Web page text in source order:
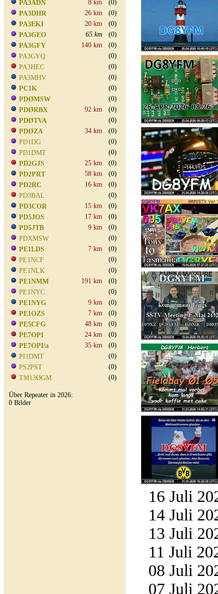
PA3ADN
8 km
(0)
PA3DHR
26 km
(0)
PA3EKI
20 km
(0)
PA3GEO
65 km
(0)
PA3GFY
140 km
(0)
PA3GYQ
(0)
PA3HEC
(0)
PA3MHV
(0)
PC1K
(0)
PDØMSW
(0)
PDØRBX
92 km
(0)
PDØTVA
(0)
PDØZA
34 km
(0)
PD1DG
(0)
PD1DMT
(0)
PD2GJS
25 km
(0)
PD2PRT
58 km
(0)
PD2RC
16 km
(0)
PD3BAL
(0)
PD3COR
15 km
(0)
PD5JOS
17 km
(0)
PD5JTB
9 km
(0)
PDXMSW
(0)
PE1LDS
7 km
(0)
PE1NCF
(0)
PE1NLK
(0)
PE1NMM
191 km
(0)
PE1NYC
(0)
PE1NYG
9 km
(0)
PE1OZS
7 km
(0)
PE5CFG
48 km
(0)
PE7OPI
24 km
(0)
PE7OPI/a
35 km
(0)
PI1DMT
(0)
PS2PST
(0)
TM13ØGM
(0)
Über Repeater in 2026:
0 Bilder
16 Juli
14 Juli
13 Juli
11 Juli
08 Juli
07 Juli